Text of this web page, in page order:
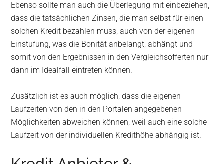
Ebenso sollte man auch die Überlegung mit einbeziehen,
dass die tatsächlichen Zinsen, die man selbst für einen
solchen Kredit bezahlen muss, auch von der eigenen
Einstufung, was die Bonität anbelangt, abhängt und
somit von den Ergebnissen in den Vergleichsofferten nur
dann im Idealfall eintreten können.
Zusätzlich ist es auch möglich, dass die eigenen
Laufzeiten von den in den Portalen angegebenen
Möglichkeiten abweichen können, weil auch eine solche
Laufzeit von der individuellen Kredithöhe abhängig ist.